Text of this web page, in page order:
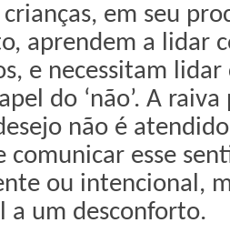
em seu
aprendem a lidar
e necessitam
do ‘não’. A
não é
comunicar esse
ou intencional,
a um desconforto.